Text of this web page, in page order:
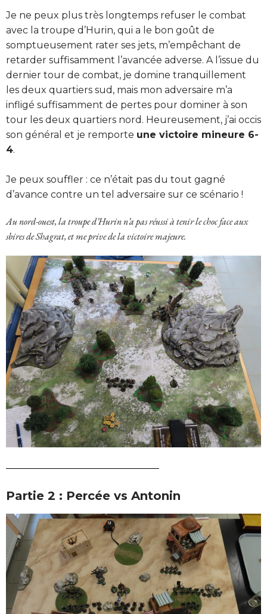
Je ne peux plus très longtemps refuser le combat
avec la troupe d’Hurin, qui a le bon goût de
somptueusement rater ses jets, m’empêchant de
retarder suffisamment l’avancée adverse. A l’issue du
dernier tour de combat, je domine tranquillement
les deux quartiers sud, mais mon adversaire m’a
infligé suffisamment de pertes pour dominer à son
tour les deux quartiers nord. Heureusement, j’ai occis
son général et je remporte une victoire mineure 6-
4.
Je peux souffler : ce n’était pas du tout gagné
d’avance contre un tel adversaire sur ce scénario !
Au nord-ouest, la troupe d’Hurin n’a pas réussi à tenir le choc face aux
sbires de Shagrat, et me prive de la victoire majeure.
Partie 2 : Percée vs Antonin